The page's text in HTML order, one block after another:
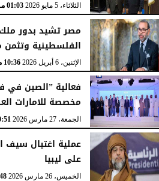
الثلاثاء، 5 مايو 2026 01:03 مـ
مصر تشيد بدور
الفلسطينية وتثمن
الإثنين، 6 أبريل 2026 10:36 مـ
فعالية ”الصين في
مخصصة للامارات
الجمعة، 27 مارس 2026
عملية اغتيال سيف
على ليبيا
الخميس، 26 مارس 2026